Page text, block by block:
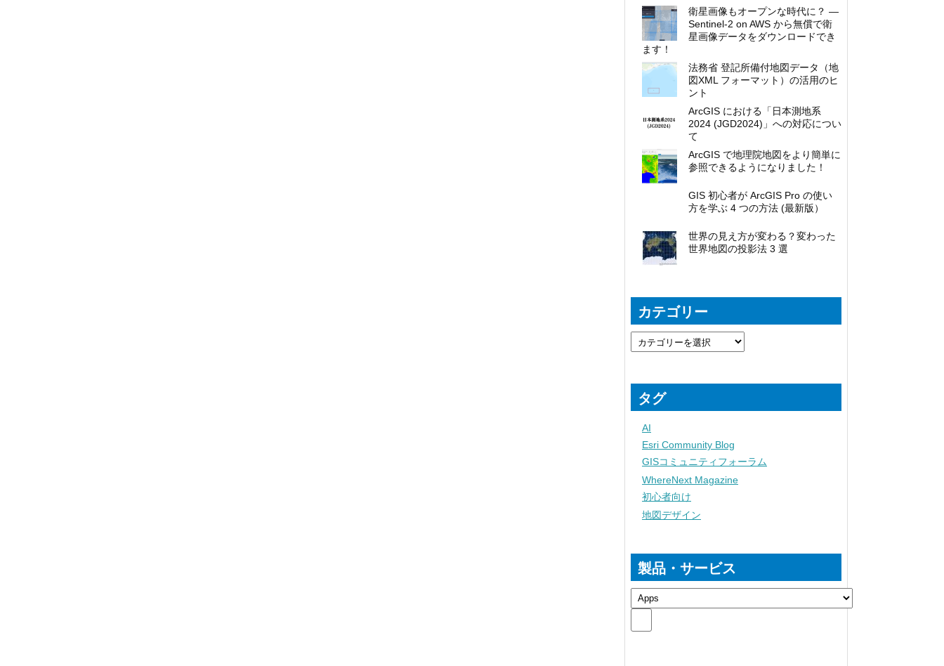
衛星画像もオープンな時代に？ ―
Sentinel-2 on AWS から無償で衛
星画像データをダウンロードでき
ます！
法務省 登記所備付地図データ（地
図XML フォーマット）の活用のヒ
ント
ArcGIS における「日本測地系
2024 (JGD2024)」への対応につい
て
ArcGIS で地理院地図をより簡単に
参照できるようになりました！
GIS 初心者が ArcGIS Pro の使い
方を学ぶ 4 つの方法 (最新版）
世界の見え方が変わる？変わった
世界地図の投影法 3 選
カテゴリー
タグ
AI
Esri Community Blog
GISコミュニティフォーラム
WhereNext Magazine
初心者向け
地図デザイン
製品・サービス